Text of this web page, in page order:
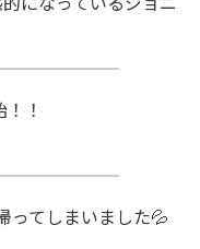
！
ってしまいました💦